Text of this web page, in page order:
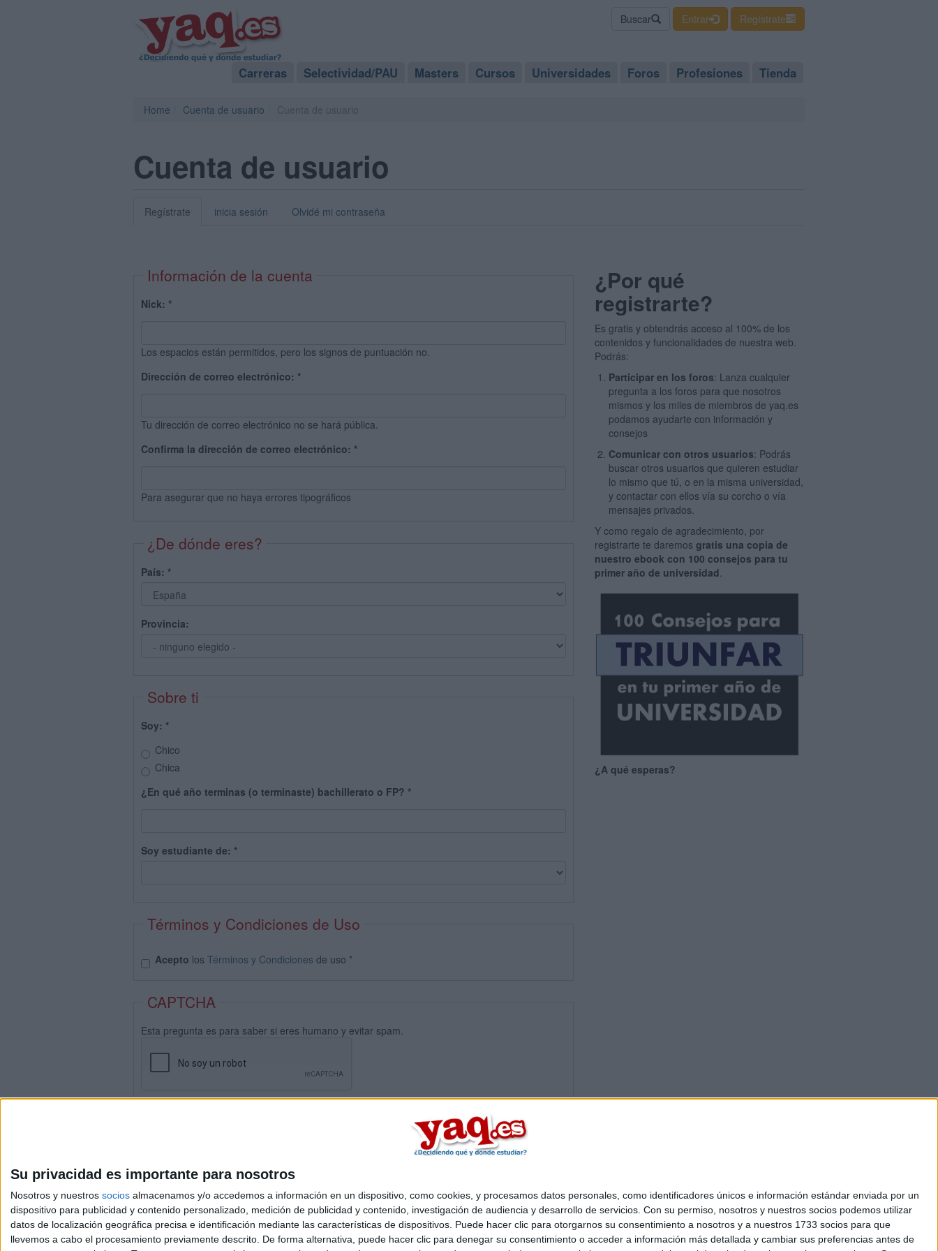
Su privacidad es importante para nosotros
Nosotros y nuestros socios almacenamos y/o accedemos a información en un dispositivo, como cookies, y procesamos datos personales, como identificadores únicos e información estándar enviada por un
dispositivo para publicidad y contenido personalizado, medición de publicidad y contenido, investigación de audiencia y desarrollo de servicios. Con su permiso, nosotros y nuestros socios podemos utilizar
datos de localización geográfica precisa e identificación mediante las características de dispositivos. Puede hacer clic para otorgarnos su consentimiento a nosotros y a nuestros 1733 socios para que
llevemos a cabo el procesamiento previamente descrito. De forma alternativa, puede hacer clic para denegar su consentimiento o acceder a información más detallada y cambiar sus preferencias antes de
Buscar Entrar Regístrate
Carreras Selectividad/PAU Masters Cursos Universidades Foros Profesiones Tienda
Home Cuenta de usuario
Cuenta de usuario
Regístrate inicia sesión Olvidé mi contraseña
Información de la cuenta
Nick: *
Los espacios están permitidos, pero los signos de puntuación no.
Dirección de correo electrónico: *
Tu dirección de correo electrónico no se hará pública.
Confirma la dirección de correo electrónico: *
Para asegurar que no haya errores tipográficos
¿De dónde eres?
País: *
Provincia:
Sobre ti
Soy: *
Chico
Chica
¿En qué año terminas (o terminaste) bachillerato o FP? *
Soy estudiante de: *
Términos y Condiciones de Uso
Acepto los Términos y Condiciones de uso *
CAPTCHA
Esta pregunta es para saber si eres humano y evitar spam.
¿Por qué
registrarte?
Es gratis y obtendrás acceso al 100% de los
contenidos y funcionalidades de nuestra web.
Podrás:
Participar en los foros: Lanza cualquier
pregunta a los foros para que nosotros
mismos y los miles de miembros de yaq.es
podamos ayudarte con información y
consejos
Comunicar con otros usuarios: Podrás
buscar otros usuarios que quieren estudiar
lo mismo que tú, o en la misma universidad,
y contactar con ellos vía su corcho o vía
mensajes privados.
Y como regalo de agradecimiento, por
registrarte te daremosgratis una copia de
nuestro ebook con 100 consejos para tu
primer año de universidad.
¿A qué esperas?
Quiénes somos |Contactar| Anúnciate
Aviso legal|Politica de privacidad|Condiciones generales|Política de cookies